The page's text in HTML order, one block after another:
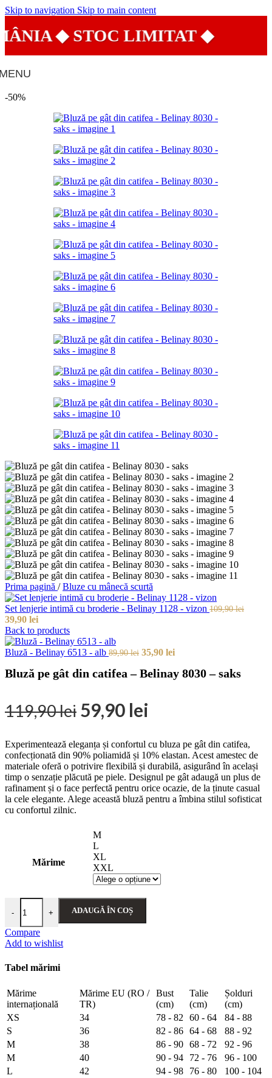
Skip to navigation Skip to main content
◆ STOC LIMITAT ◆
-50%
Prima pagină / Bluze cu mânecă scurtă
Set lenjerie intimă cu broderie - Belinay 1128 - vizon 109,90lei
Prețul
inițial
a
fost:
39,90 leiPrețul
curent
este:
39,90 lei.
Back to products
Bluză - Belinay 6513 - alb 89,90lei Prețul
a
35,90 leiPrețul
este:
Bluză pe gât din catifea – Belinay 8030 – saks
119,90lei Prețul
a
fost:
119,90 lei.
59,90 lei
este:
59,90 lei.
Experimentează eleganța și confortul cu bluza pe gât din catifea,
confecționată din 90% poliamidă și 10% elastan. Acest amestec de
materiale oferă o potrivire flexibilă și durabilă, asigurând în același
timp o senzație plăcută pe piele. Designul pe gât adaugă un plus de
rafinament și o face perfectă pentru orice ocazie, de la ținute casual
la cele elegante. Alege această bluză pentru a îmbina stilul sofisticat
cu confortul zilnic.
Mărime
M
L
XL
XXL
-
Cantitate Bluză pe gât din catifea - Belinay 8030 - saks
+ ADAUGĂ ÎN COȘ
Compare
Add to wishlist
Tabel mărimi
Mărime
internațională
Mărime EU (RO /
TR)
Bust
(cm)
Talie
(cm)
Șolduri
(cm)
XS
34 78 - 82 60 - 64
84 - 88
S
36 82 - 86 64 - 68
88 - 92
M
38 86 - 90 68 - 72
92 - 96
M
40 90 - 94 72 - 76
96 - 100
L
42 94 - 98 76 - 80
100 - 104